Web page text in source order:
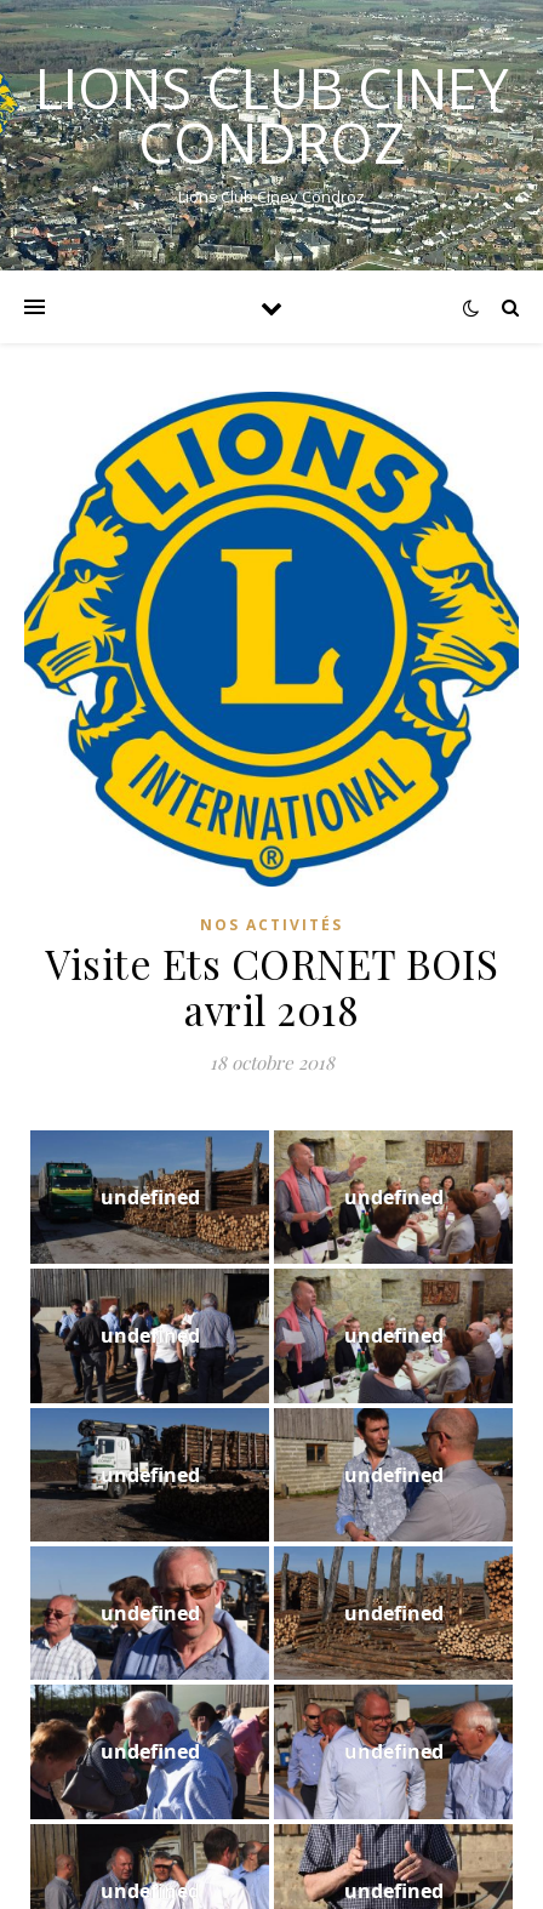
LIONS CLUB CINEY
CONDROZ
Lions Club Ciney Condroz
NOS ACTIVITÉS
Visite Ets CORNET BOIS
avril 2018
18 octobre 2018
undefined undefined
undefined undefined
undefined undefined
undefined undefined
undefined undefined
undefined undefined